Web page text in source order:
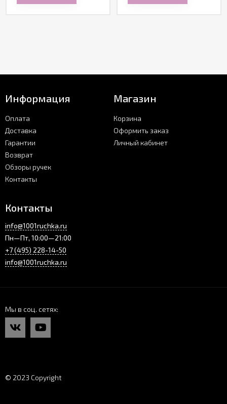
Информация
Оплата
Доставка
Гарантии
Возврат
Обзоры ручек
Контакты
Магазин
Корзина
Оформить заказ
Личный кабинет
Контакты
info@1001ruchka.ru
Пн—Пт, 10:00—21:00
+7 (495) 228-14-50
info@1001ruchka.ru
Мы в соц. сетях
© 2023 Copyright